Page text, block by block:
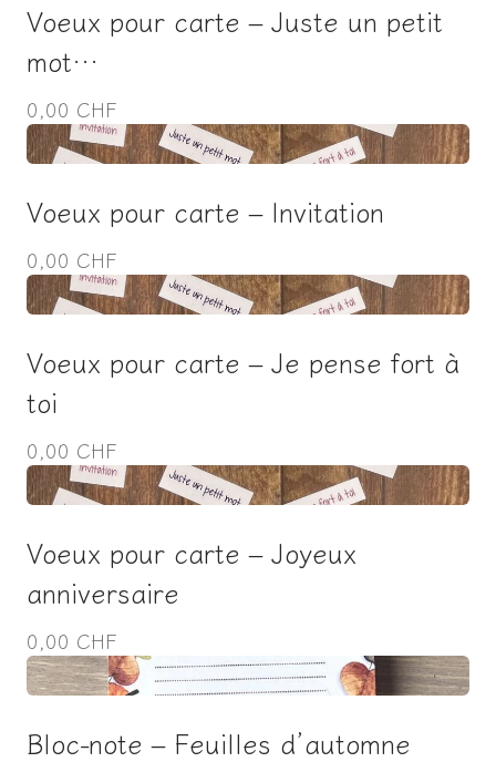
Voeux pour carte – Juste un petit
mot…
0,00 CHF
Voeux pour carte – Invitation
0,00 CHF
Voeux pour carte – Je pense fort à
toi
0,00 CHF
Voeux pour carte – Joyeux
anniversaire
0,00 CHF
Bloc-note – Feuilles d’automne